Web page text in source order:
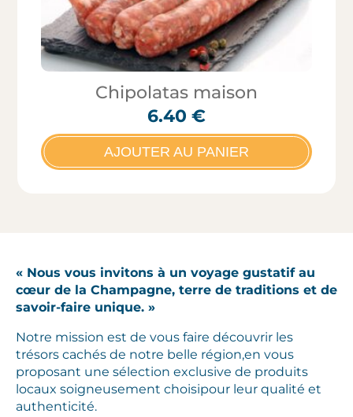
Chipolatas maison
6.40 €
AJOUTER AU PANIER
« Nous vous invitons à un voyage gustatif au
cœur de la Champagne, terre de traditions et de
savoir-faire unique. »
Notre mission est de vous faire découvrir les
trésors cachés de notre belle région,en vous
proposant une sélection exclusive de produits
locaux soigneusement choisipour leur qualité et
authenticité.